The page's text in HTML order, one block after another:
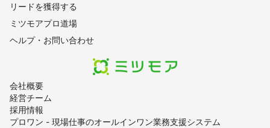
会社概要
経営チーム
採用情報
プロワン - 現場仕事のオールインワン業務支援システム
リードを獲得する
ミツモアプロ道場
ヘルプ・お問い合わせ